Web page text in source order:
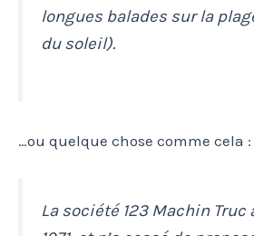
longues balades sur la
du soleil).
…ou quelque chose comme cela :
La société 123 Machin Truc